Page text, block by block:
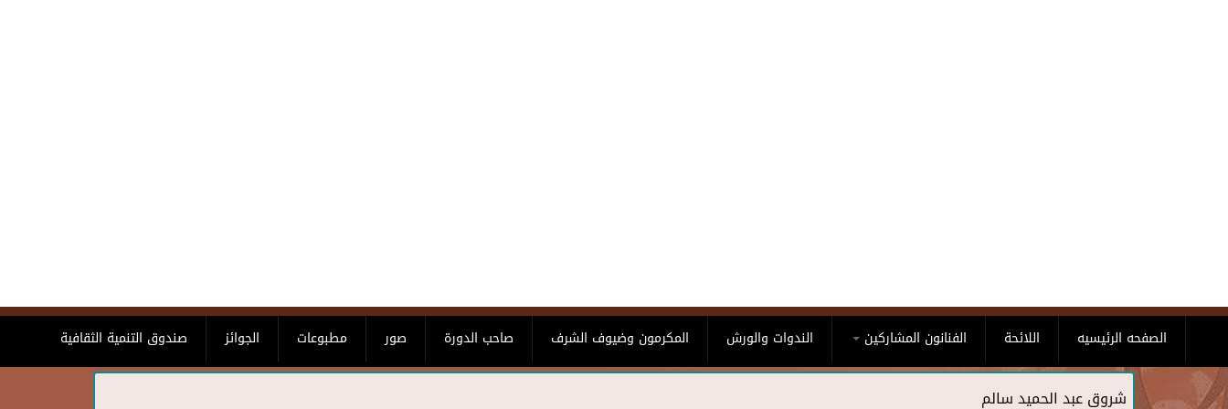
صندوق التنمية الثقافية الجوائز مطبوعات صور صاحب الدورة المكرمون وضيوف الشرف الندوات والورش الفنانون المشاركين اللائحة الصفحه الرئيسيه
شروق عبد الحميد سالم